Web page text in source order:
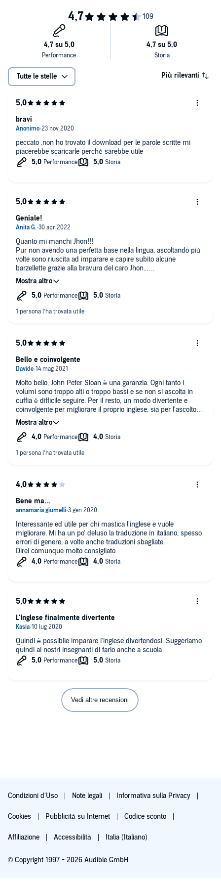
Tutte le stelle Più rilevanti
peccato ,non ho trovato il download per le parole scritte mi
piacerebbe scaricarle perché sarebbe utile
bravi
Quanto mi manchi Jhon!!!
Pur non avendo una perfetta base nella lingua, ascoltando più
volte sono riuscita ad imparare e capire subito alcune
barzellette grazie alla bravura del caro Jhon...
è perfetto per chi ha una buona base di inglese!
P.S. Robert non viene affatto "bullizzato" come ho letto su
alcune recensioni...se leggete il titolo "LAUGH" dovreste capire
Geniale!
Molto bello, John Peter Sloan è una garanzia. Ogni tanto i
volumi sono troppo alti o troppo bassi e se non si ascolta in
cuffia è difficile seguire. Per il resto, un modo divertente e
coinvolgente per migliorare il proprio inglese, sia per l'ascolto
che per la pronuncia (se si ripete a voce alta seguendo le
indicazioni ascoltate).
Bello e coinvolgente
Interessante ed utile per chi mastica l'inglese e vuole
migliorare. Mi ha un po' deluso la traduzione in italiano, spesso
errori di genere, a volte anche traduzioni sbagliate.
Direi comunque molto consigliato
Bene ma...
Quindi è possibile imparare l'inglese divertendosi. Suggeriamo
quindi ai nostri insegnanti di farlo anche a scuola
L'Inglese finalmente divertente
Vedi altre recensioni
Condizioni d'Uso Note legali Informativa sulla Privacy
Cookies Pubblicità su Internet Codice sconto
Affiliazione Accessibilità Italia (Italiano)
© Copyright 1997 - 2026 Audible GmbH